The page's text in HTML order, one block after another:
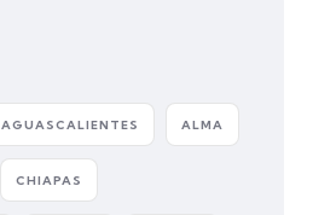
AGUASCALIENTES ALMA
CHIAPAS